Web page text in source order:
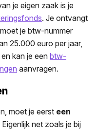
je eigen zaak is je
. Je ontvangt
je btw-nummer
25.000 euro per jaar,
kan je eenbtw-
aanvragen.
moet je eerst een
Eigenlijk net zoals je bij